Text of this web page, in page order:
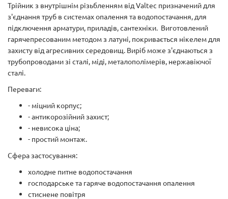
Трійник з внутрішнім різьбленням від Valtec призначений для
з'єднання труб в системах опалення та водопостачання, для
підключення арматури, приладів, сантехніки. Виготовлений
гарячепресованим методом з латуні, покривається нікелем для
захисту від агресивних середовищ. Виріб може з'єднаються з
трубопроводами зі сталі, міді, металополімерів, нержавіючої
сталі.
Переваги:
- міцний корпус;
- антикорозійний захист;
- невисока ціна;
- простий монтаж.
Сфера застосування:
холодне питне водопостачання
господарське та гаряче водопостачання опалення
стиснене повітря